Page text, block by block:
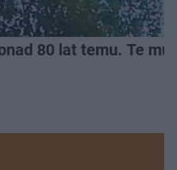
80 lat temu. Te